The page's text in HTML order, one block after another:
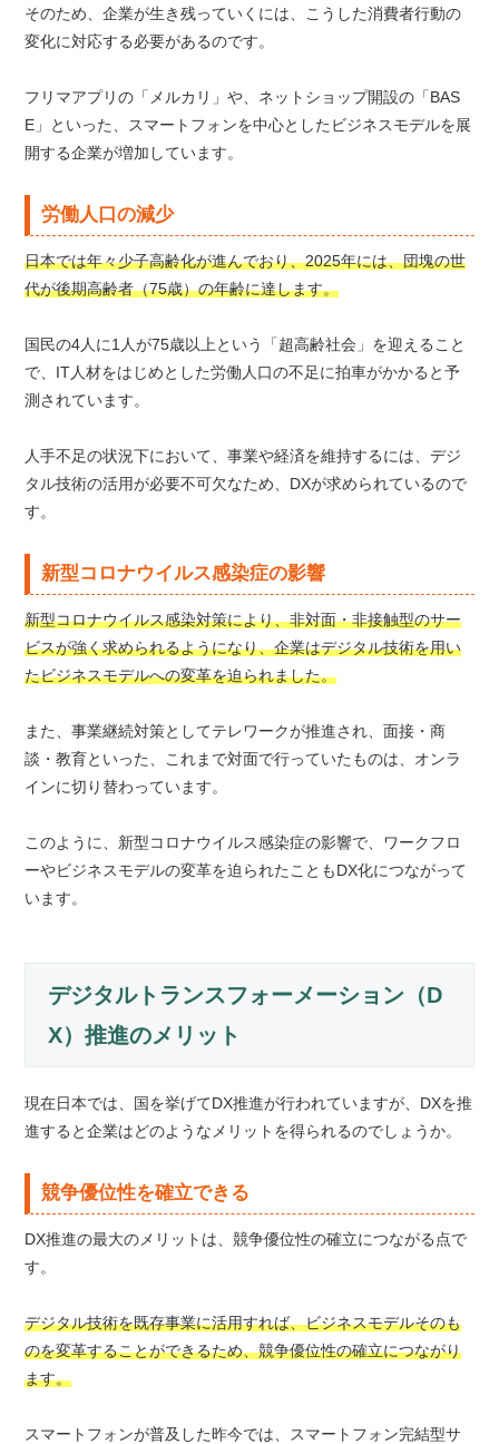
そのため、企業が生き残っていくには、こうした消費者行動の
変化に対応する必要があるのです。
フリマアプリの「メルカリ」や、ネットショップ開設の「BAS
E」といった、スマートフォンを中心としたビジネスモデルを展
開する企業が増加しています。
労働人口の減少
日本では年々少子高齢化が進んでおり、2025年には、団塊の世
代が後期高齢者（75歳）の年齢に達します。
国民の4人に1人が75歳以上という「超高齢社会」を迎えること
で、IT人材をはじめとした労働人口の不足に拍車がかかると予
測されています。
人手不足の状況下において、事業や経済を維持するには、デジ
タル技術の活用が必要不可欠なため、DXが求められているので
す。
新型コロナウイルス感染症の影響
新型コロナウイルス感染対策により、非対面・非接触型のサー
ビスが強く求められるようになり、企業はデジタル技術を用い
たビジネスモデルへの変革を迫られました。
また、事業継続対策としてテレワークが推進され、面接・商
談・教育といった、これまで対面で行っていたものは、オンラ
インに切り替わっています。
このように、新型コロナウイルス感染症の影響で、ワークフロ
ーやビジネスモデルの変革を迫られたこともDX化につながって
います。
デジタルトランスフォーメーション（D
X）推進のメリット
現在日本では、国を挙げてDX推進が行われていますが、DXを推
進すると企業はどのようなメリットを得られるのでしょうか。
競争優位性を確立できる
DX推進の最大のメリットは、競争優位性の確立につながる点で
す。
デジタル技術を既存事業に活用すれば、ビジネスモデルそのも
のを変革することができるため、競争優位性の確立につながり
ます。
スマートフォンが普及した昨今では、スマートフォン完結型サ